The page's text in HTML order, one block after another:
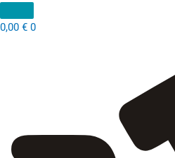
0,00 € 0